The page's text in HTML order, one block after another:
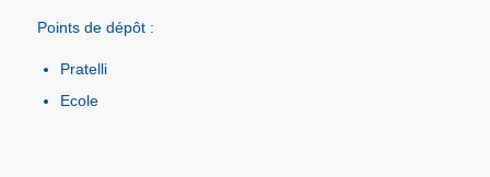
Points de dépôt :
Pratelli
Ecole